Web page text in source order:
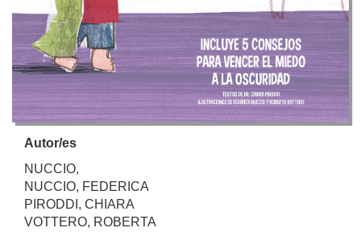
Autor/es
NUCCIO,
NUCCIO, FEDERICA
PIRODDI, CHIARA
VOTTERO, ROBERTA